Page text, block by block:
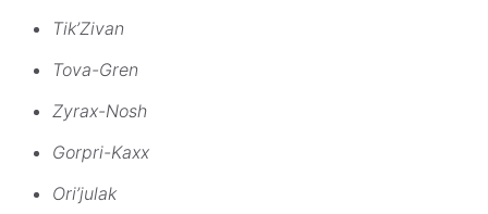
Tik’Zivan
Tova-Gren
Zyrax-Nosh
Gorpri-Kaxx
Ori’julak